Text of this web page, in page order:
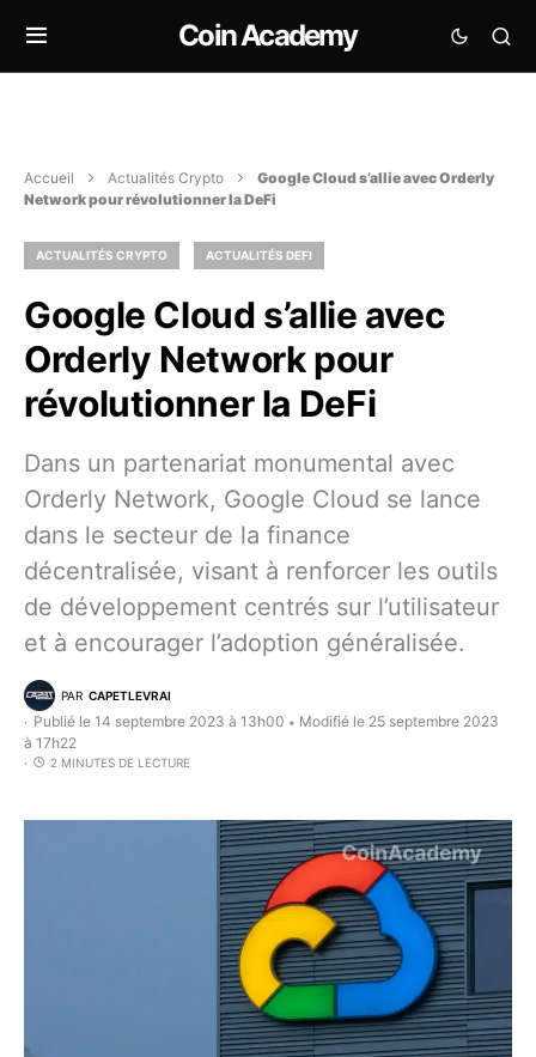
Coin Academy
Accueil Actualités Crypto
Google Cloud s’allie avec Orderly
Network pour révolutionner la DeFi
ACTUALITÉS CRYPTO ACTUALITÉS DEFI
Google Cloud s’allie avec
Orderly Network pour
révolutionner la DeFi
Dans un partenariat monumental avec
Orderly Network, Google Cloud se lance
dans le secteur de la finance
décentralisée, visant à renforcer les outils
de développement centrés sur l’utilisateur
et à encourager l’adoption généralisée.
PAR CAPETLEVRAI
Publié le 14 septembre 2023 à 13h00 • Modifié le 25 septembre 2023
à 17h22
2 MINUTES DE LECTURE